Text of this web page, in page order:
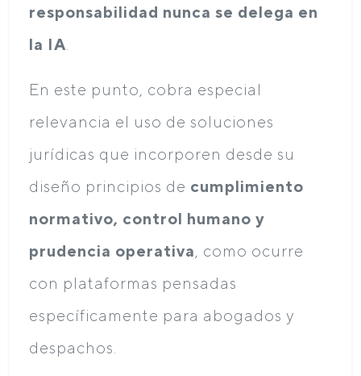
responsabilidad nunca se delega en
la IA
En este punto, cobra especial
relevancia el uso de soluciones
jurídicas que incorporen desde su
diseño principios de cumplimiento
normativo, control humano y
prudencia operativa , como ocurre
con plataformas pensadas
específicamente para abogados y
despachos.